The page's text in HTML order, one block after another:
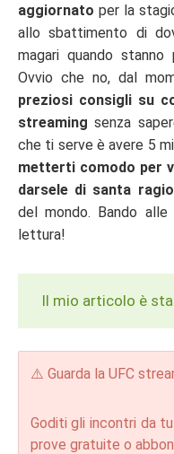
aggiornato per la
allo sbattimento di
magari quando
Ovvio che no, dal
preziosi consigli su
streaming senza
che ti serve è avere 5
metterti comodo per
darsele di santa
del mondo. Bando
lettura!
Il mio articolo è
⚠️ Guarda la UFC
Goditi gli incontri da
prove gratuite o